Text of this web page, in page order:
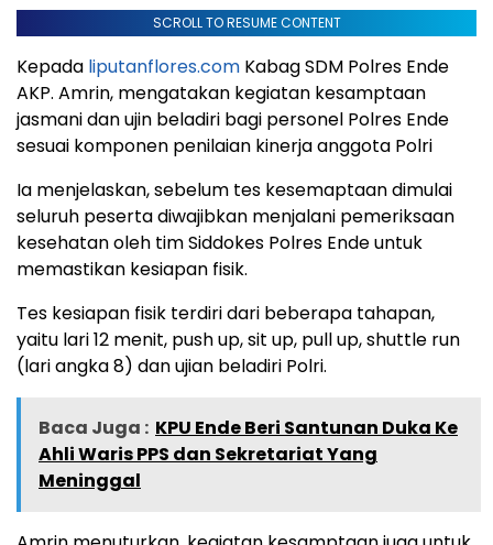
SCROLL TO RESUME CONTENT
Kepada liputanflores.com Kabag SDM Polres Ende
AKP. Amrin, mengatakan kegiatan kesamptaan
jasmani dan ujin beladiri bagi personel Polres Ende
sesuai komponen penilaian kinerja anggota Polri
Ia menjelaskan, sebelum tes kesemaptaan dimulai
seluruh peserta diwajibkan menjalani pemeriksaan
kesehatan oleh tim Siddokes Polres Ende untuk
memastikan kesiapan fisik.
Tes kesiapan fisik terdiri dari beberapa tahapan,
yaitu lari 12 menit, push up, sit up, pull up, shuttle run
(lari angka 8) dan ujian beladiri Polri.
Baca Juga : KPU Ende Beri Santunan Duka Ke
Ahli Waris PPS dan Sekretariat Yang
Meninggal